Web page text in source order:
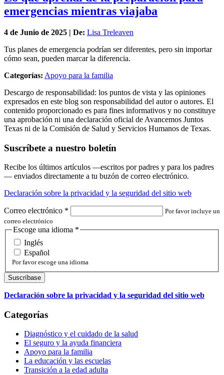
emergencias mientras viajaba
4 de Junio de 2025 | De: Lisa Treleaven
Tus planes de emergencia podrían ser diferentes, pero sin importar
cómo sean, pueden marcar la diferencia.
Categorías: Apoyo para la familia
Descargo de responsabilidad: los puntos de vista y las opiniones
expresados en este blog son responsabilidad del autor o autores. El
contenido proporcionado es para fines informativos y no constituye
una aprobación ni una declaración oficial de Avancemos Juntos
Texas ni de la Comisión de Salud y Servicios Humanos de Texas.
Suscríbete a nuestro boletín
Recibe los últimos artículos —escritos por padres y para los padres
— enviados directamente a tu buzón de correo electrónico.
Declaración sobre la privacidad y la seguridad del sitio web
Correo electrónico *
Por favor incluye un
correo electrónico
Escoge una idioma *
Inglés
Español
Por favor escoge una idioma
Declaración sobre la privacidad y la seguridad del sitio web
Categorías
Diagnóstico y el cuidado de la salud
El seguro y la ayuda financiera
Apoyo para la familia
La educación y las escuelas
Transición a la edad adulta